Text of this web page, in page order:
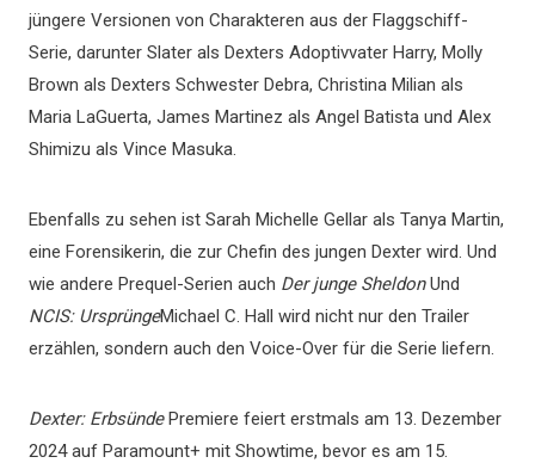
jüngere Versionen von Charakteren aus der Flaggschiff-
Serie, darunter Slater als Dexters Adoptivvater Harry, Molly
Brown als Dexters Schwester Debra, Christina Milian als
Maria LaGuerta, James Martinez als Angel Batista und Alex
Shimizu als Vince Masuka.
Ebenfalls zu sehen ist Sarah Michelle Gellar als Tanya Martin,
eine Forensikerin, die zur Chefin des jungen Dexter wird. Und
wie andere Prequel-Serien auch Der junge SheldonUnd
NCIS: UrsprüngeMichael C. Hall wird nicht nur den Trailer
erzählen, sondern auch den Voice-Over für die Serie liefern.
Dexter: ErbsündePremiere feiert erstmals am 13. Dezember
2024 auf Paramount+ mit Showtime, bevor es am 15.